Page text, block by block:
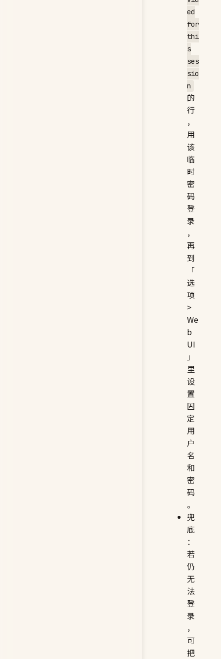
ed
for
thi
s
ses
sio
n
的
行
，
用
该
临
时
密
码
登
录
，
再
到
「
选
项
>
We
b
UI
」
里
设
置
固
定
用
户
名
和
密
码
。
兜
底
：
若
仍
无
法
登
录
，
可
把